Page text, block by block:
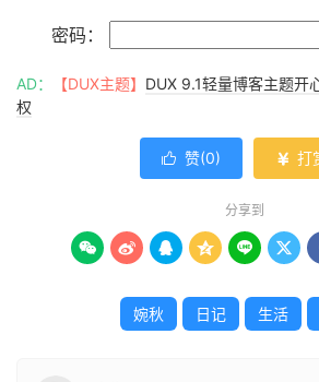
密码：
AD： 【DUX主题】 DUX 9.1轻量博客主题开
权
 赞(0)  打
分享到
     
婉秋 日记 生活